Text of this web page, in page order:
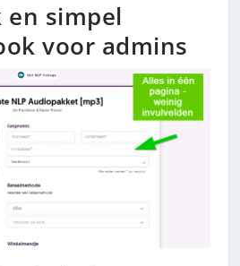
en simpel
voor admins